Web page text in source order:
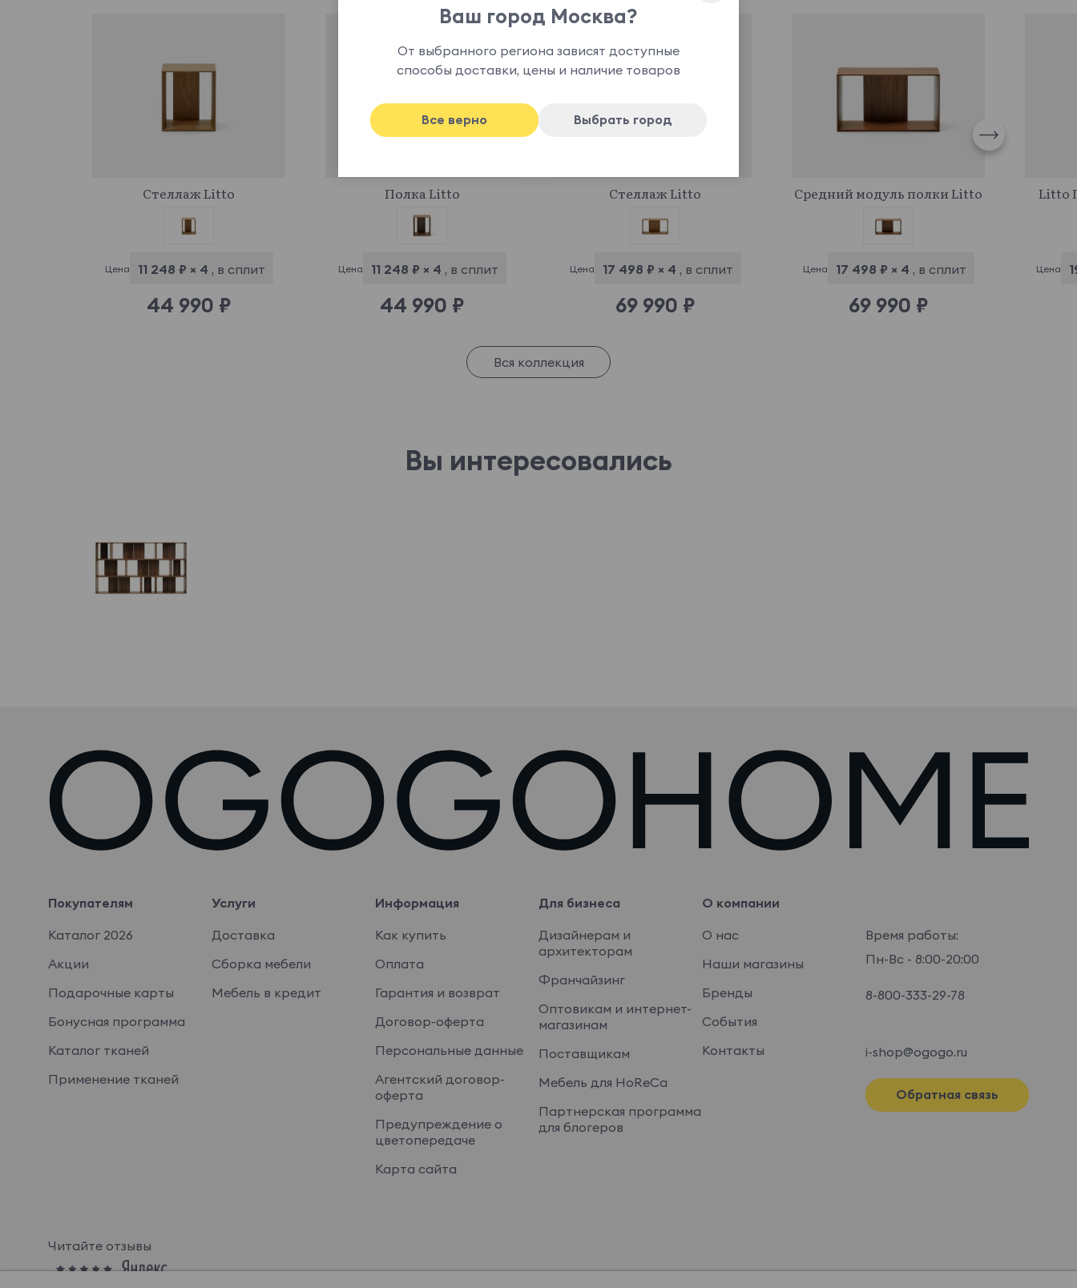
Стеллаж Litto
Цена 11 248 ₽ × 4 , в сплит
44 990 ₽
Полка Litto
Цена 11 248 ₽ × 4 , в сплит
44 990 ₽
Стеллаж Litto
Цена 17 498 ₽ × 4 , в сплит
69 990 ₽
Средний модуль полки Litto
Цена 17 498 ₽ × 4 , в сплит
69 990 ₽
Litto
Цена
Вся коллекция
Вы интересовались
Покупателям
Каталог 2026
Акции
Подарочные карты
Бонусная программа
Каталог тканей
Применение тканей
Услуги
Доставка
Сборка мебели
Мебель в кредит
Информация
Как купить
Оплата
Гарантия и возврат
Договор-оферта
Персональные данные
Агентский договор-
оферта
Предупреждение о
цветопередаче
Карта сайта
Для бизнеса
Дизайнерам и
архитекторам
Франчайзинг
Оптовикам и интернет-
магазинам
Поставщикам
Мебель для HoReCa
Партнерская программа
для блогеров
О компании
О нас
Наши магазины
Бренды
События
Контакты
Время работы:
Пн-Вс - 8:00-20:00
8-800-333-29-78
i-shop@ogogo.ru
Обратная связь
Читайте отзывы
Ваш город Москва?
От выбранного региона зависят доступные
способы доставки, цены и наличие товаров
Все верно Выбрать город